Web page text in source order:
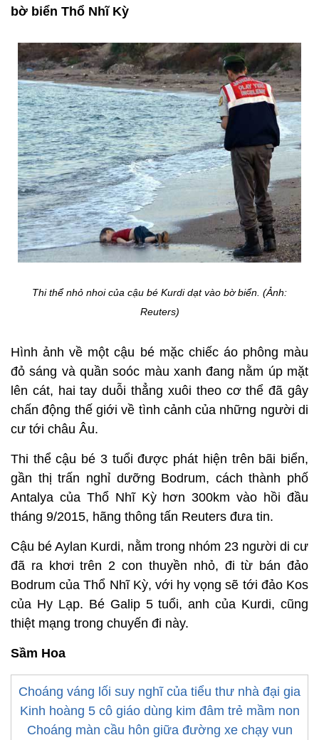
bờ biển Thổ Nhĩ Kỳ
Thi thể nhỏ nhoi của cậu bé Kurdi dạt vào bờ biển. (Ảnh:
Reuters)
Hình ảnh về một cậu bé mặc chiếc áo phông màu
đỏ sáng và quần soóc màu xanh đang nằm úp mặt
lên cát, hai tay duỗi thẳng xuôi theo cơ thể đã gây
chấn động thế giới về tình cảnh của những người di
cư tới châu Âu.
Thi thể cậu bé 3 tuổi được phát hiện trên bãi biển,
gần thị trấn nghỉ dưỡng Bodrum, cách thành phố
Antalya của Thổ Nhĩ Kỳ hơn 300km vào hồi đầu
tháng 9/2015, hãng thông tấn Reuters đưa tin.
Cậu bé Aylan Kurdi, nằm trong nhóm 23 người di cư
đã ra khơi trên 2 con thuyền nhỏ, đi từ bán đảo
Bodrum của Thổ Nhĩ Kỳ, với hy vọng sẽ tới đảo Kos
của Hy Lạp. Bé Galip 5 tuổi, anh của Kurdi, cũng
thiệt mạng trong chuyến đi này.
Sầm Hoa
Choáng váng lối suy nghĩ của tiểu thư nhà đại gia
Kinh hoàng 5 cô giáo dùng kim đâm trẻ mầm non
Choáng màn cầu hôn giữa đường xe chạy vun